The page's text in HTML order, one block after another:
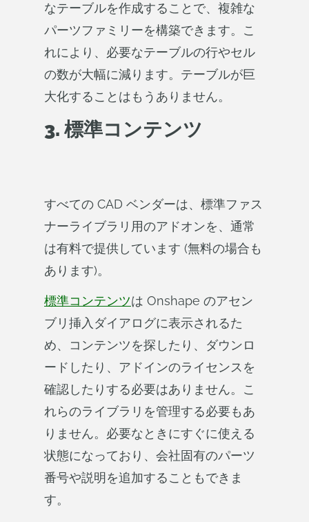
なテーブルを作成することで、複雑な
パーツファミリーを構築できます。こ
れにより、必要なテーブルの行やセル
の数が大幅に減ります。テーブルが巨
大化することはもうありません。
3. 標準コンテンツ
すべての CAD ベンダーは、標準ファス
ナーライブラリ用のアドオンを、通常
は有料で提供しています (無料の場合も
あります)。
標準コンテンツは Onshape のアセン
ブリ挿入ダイアログに表示されるた
め、コンテンツを探したり、ダウンロ
ードしたり、アドインのライセンスを
確認したりする必要はありません。こ
れらのライブラリを管理する必要もあ
りません。必要なときにすぐに使える
状態になっており、会社固有のパーツ
番号や説明を追加することもできま
す。